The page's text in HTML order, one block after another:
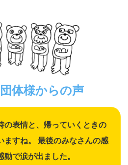
体様からの声
の表情と、帰っていくときの
ますね。 最後のみなさんの感
で涙が出ました。